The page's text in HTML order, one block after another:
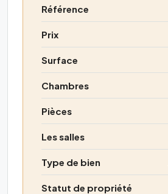
Référence
Prix
Surface
Chambres
Pièces
Les salles
Type de bien
Statut de propriété